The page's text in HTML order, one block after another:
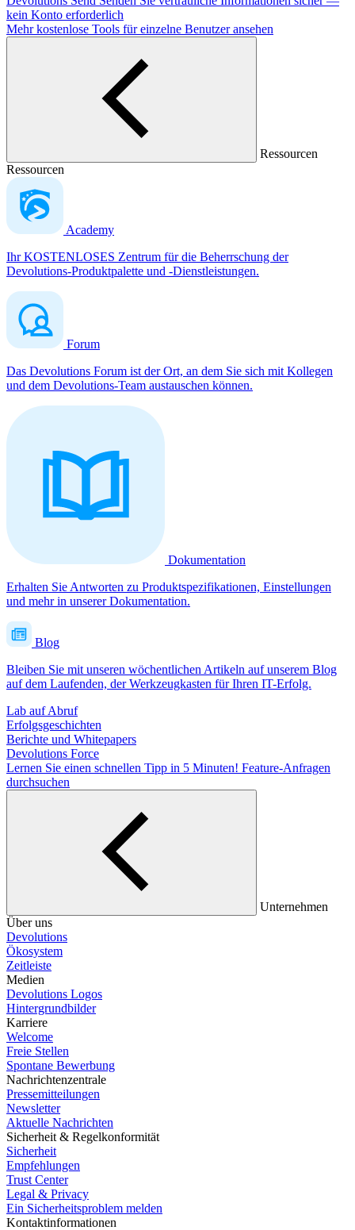
kein Konto erforderlich
Mehr kostenlose Tools für einzelne Benutzer ansehen
Ressourcen
Ressourcen
Academy
Ihr KOSTENLOSES Zentrum für die Beherrschung der
Devolutions-Produktpalette und -Dienstleistungen.
Forum
Das Devolutions Forum ist der Ort, an dem Sie sich mit Kollegen
und dem Devolutions-Team austauschen können.
Dokumentation
Erhalten Sie Antworten zu Produktspezifikationen, Einstellungen
und mehr in unserer Dokumentation.
Blog
Bleiben Sie mit unseren wöchentlichen Artikeln auf unserem Blog
auf dem Laufenden, der Werkzeugkasten für Ihren IT-Erfolg.
Lab auf Abruf
Erfolgsgeschichten
Berichte und Whitepapers
Devolutions Force
Lernen Sie einen schnellen Tipp in 5 Minuten! Feature-Anfragen
durchsuchen
Unternehmen
Über uns
Devolutions
Ökosystem
Zeitleiste
Medien
Devolutions Logos
Hintergrundbilder
Karriere
Welcome
Freie Stellen
Spontane Bewerbung
Nachrichtenzentrale
Pressemitteilungen
Newsletter
Aktuelle Nachrichten
Sicherheit & Regelkonformität
Sicherheit
Empfehlungen
Trust Center
Legal & Privacy
Ein Sicherheitsproblem melden
Kontaktinformationen